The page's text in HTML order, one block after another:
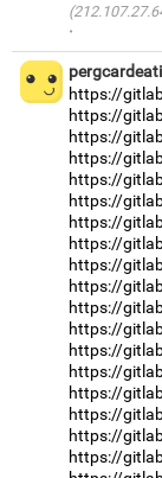
·
https://
https://
https://
https://
https://
https://
https://
https://
https://
https://
https://
https://
https://
https://
https://
https://
https://
https://